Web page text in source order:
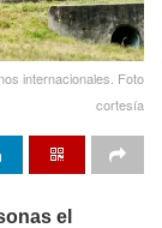
internacionales. Foto
cortesía
el